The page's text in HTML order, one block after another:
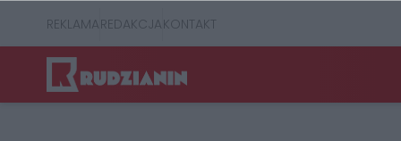
REKLAMAREDAKCJAKONTAKT